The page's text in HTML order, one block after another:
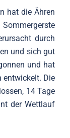
hat die Ähren
durch
und sich gut
und hat
entwickelt. Die
14 Tage
der Wettlauf